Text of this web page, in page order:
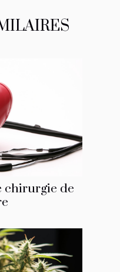
chirurgie de